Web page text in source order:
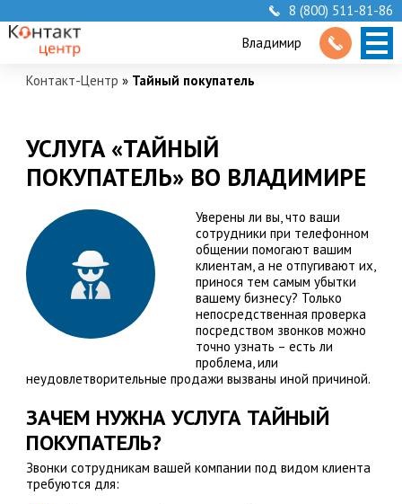
8 (800) 511-81-86
Владимир
Контакт-Центр » Тайный покупатель
УСЛУГА «ТАЙНЫЙ
ПОКУПАТЕЛЬ» ВО ВЛАДИМИРЕ
Уверены ли вы, что ваши
сотрудники при телефонном
общении помогают вашим
клиентам, а не отпугивают их,
принося тем самым убытки
вашему бизнесу? Только
непосредственная проверка
посредством звонков можно
точно узнать – есть ли
проблема, или
неудовлетворительные продажи вызваны иной причиной.
ЗАЧЕМ НУЖНА УСЛУГА ТАЙНЫЙ
ПОКУПАТЕЛЬ?
Звонки сотрудникам вашей компании под видом клиента
требуются для: